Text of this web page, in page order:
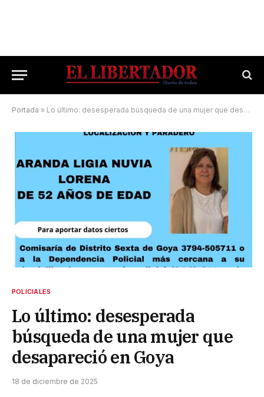
Portada » Lo último: desesperada búsqueda de una mujer que desapareció en Goya
POLICIALES
Lo último: desesperada
búsqueda de una mujer que
desapareció en Goya
18 de diciembre de 2025